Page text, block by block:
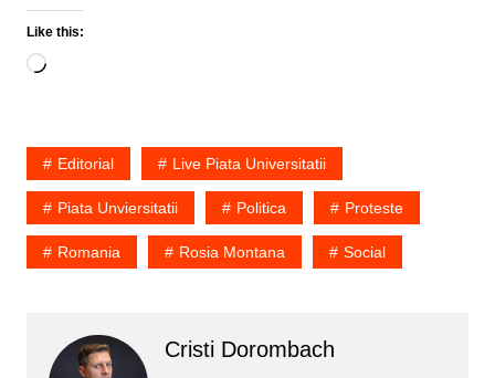
Like this:
Loading…
Editorial Live Piata Universitatii
Piata Unviersitatii Politica Proteste
Romania Rosia Montana Social
Cristi Dorombach